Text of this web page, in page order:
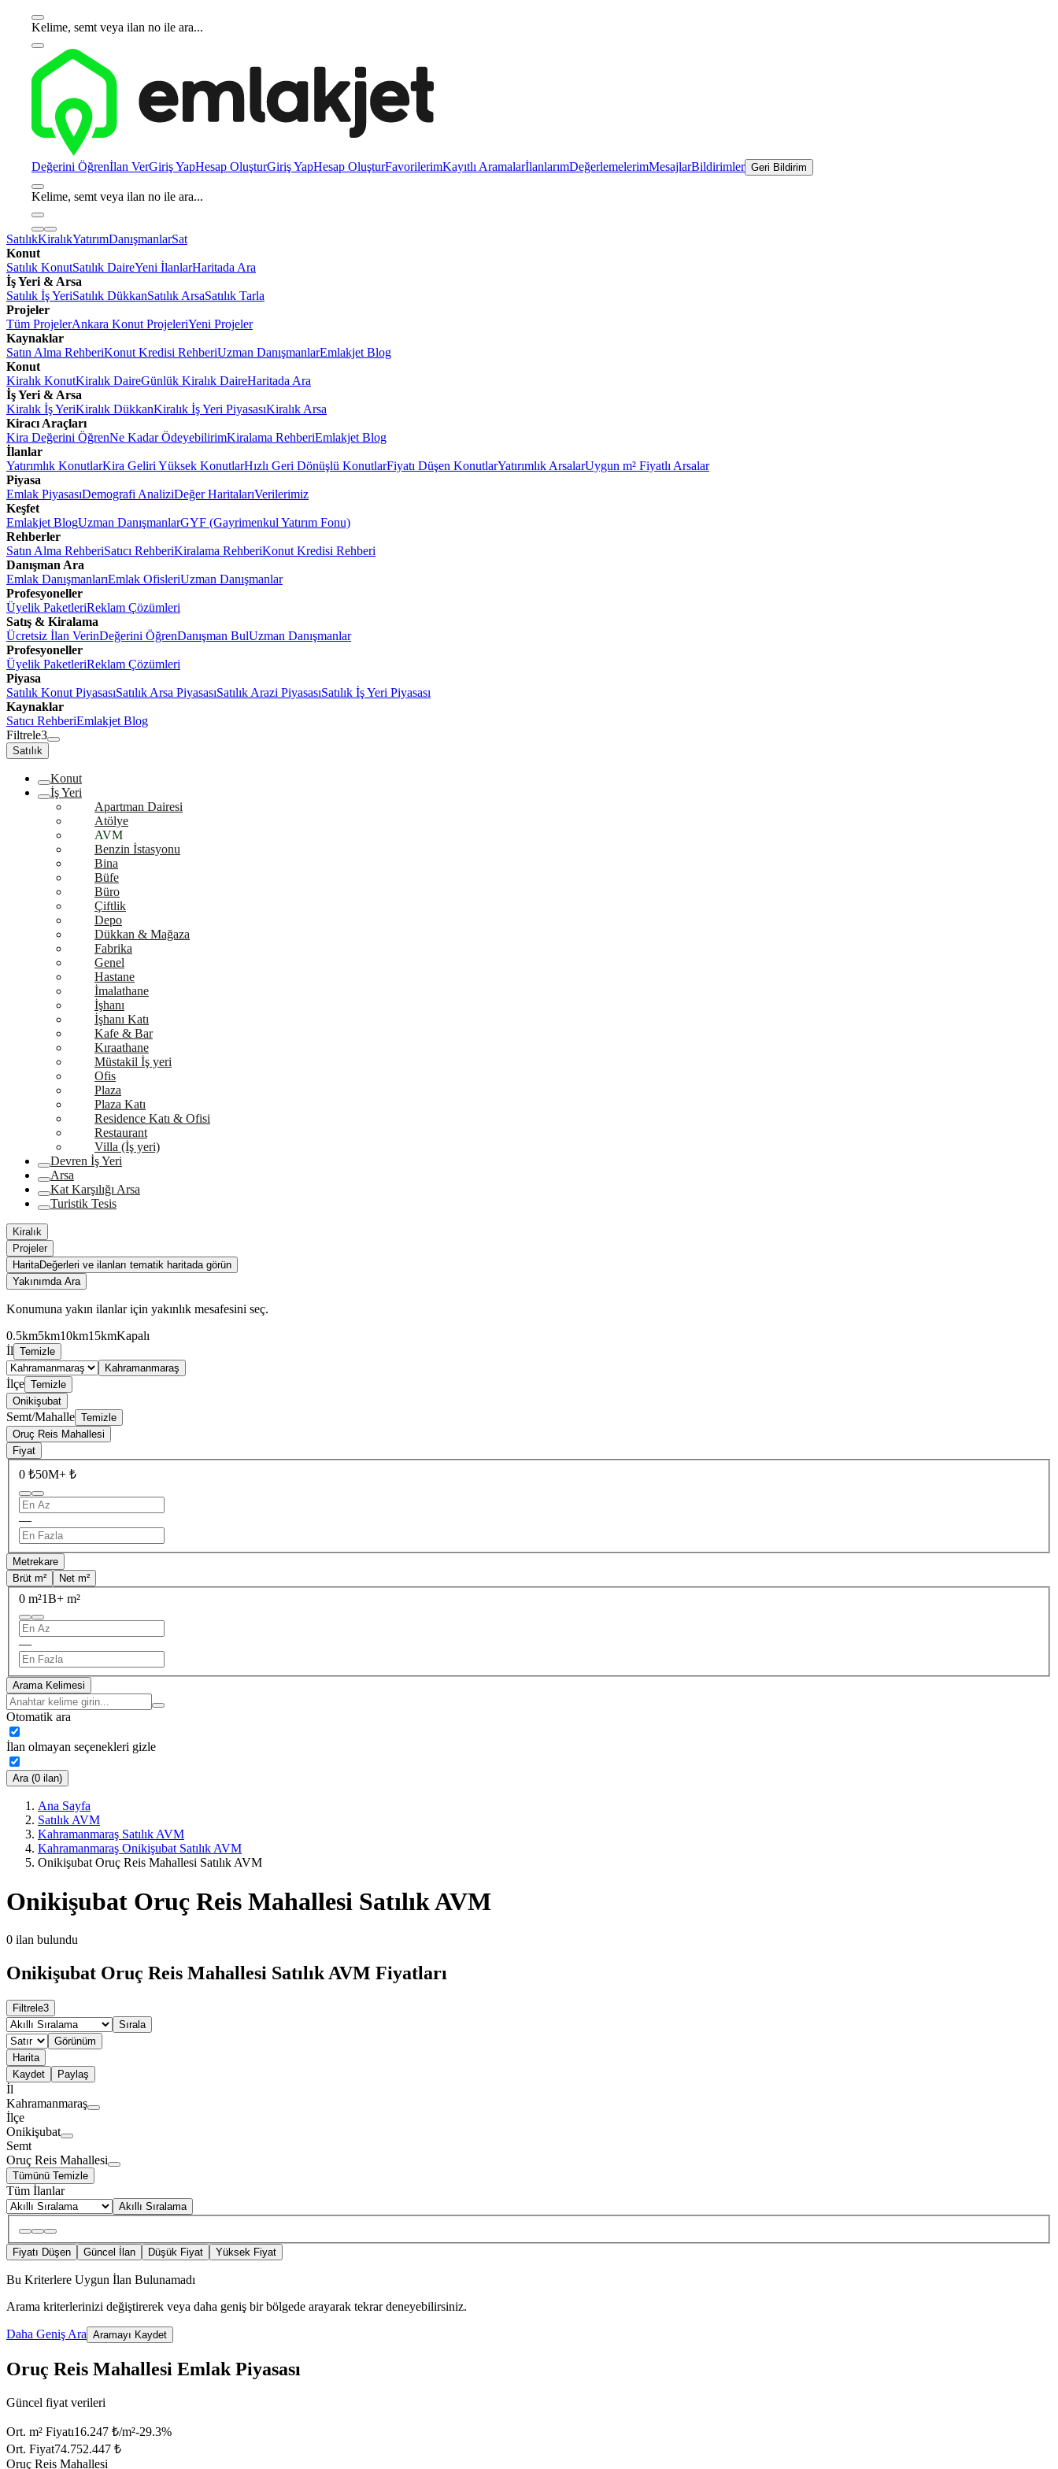
Kelime, semt veya ilan no ile ara...
Değerini Öğrenİlan VerGiriş YapHesap OluşturGiriş YapHesap OluşturFavorilerimKayıtlı AramalarİlanlarımDeğerlemelerimMesajlarBildirimler Geri Bildirim
Kelime, semt veya ilan no ile ara...
SatılıkKiralıkYatırımDanışmanlarSat
Konut
Satılık KonutSatılık DaireYeni İlanlarHaritada Ara
İş Yeri & Arsa
Satılık İş YeriSatılık DükkanSatılık ArsaSatılık Tarla
Projeler
Tüm ProjelerAnkara Konut ProjeleriYeni Projeler
Kaynaklar
Satın Alma RehberiKonut Kredisi RehberiUzman DanışmanlarEmlakjet Blog
Konut
Kiralık KonutKiralık DaireGünlük Kiralık DaireHaritada Ara
İş Yeri & Arsa
Kiralık İş YeriKiralık DükkanKiralık İş Yeri PiyasasıKiralık Arsa
Kiracı Araçları
Kira Değerini ÖğrenNe Kadar ÖdeyebilirimKiralama RehberiEmlakjet Blog
İlanlar
Yatırımlık KonutlarKira Geliri Yüksek KonutlarHızlı Geri Dönüşlü KonutlarFiyatı Düşen KonutlarYatırımlık ArsalarUygun m² Fiyatlı Arsalar
Piyasa
Emlak PiyasasıDemografi AnaliziDeğer HaritalarıVerilerimiz
Keşfet
Emlakjet BlogUzman DanışmanlarGYF (Gayrimenkul Yatırım Fonu)
Rehberler
Satın Alma RehberiSatıcı RehberiKiralama RehberiKonut Kredisi Rehberi
Danışman Ara
Emlak DanışmanlarıEmlak OfisleriUzman Danışmanlar
Profesyoneller
Üyelik PaketleriReklam Çözümleri
Satış & Kiralama
Ücretsiz İlan VerinDeğerini ÖğrenDanışman BulUzman Danışmanlar
Profesyoneller
Üyelik PaketleriReklam Çözümleri
Piyasa
Satılık Konut PiyasasıSatılık Arsa PiyasasıSatılık Arazi PiyasasıSatılık İş Yeri Piyasası
Kaynaklar
Satıcı RehberiEmlakjet Blog
Filtrele3
Satılık
Konut
İş Yeri
Apartman Dairesi
Atölye
AVM
Benzin İstasyonu
Bina
Büfe
Büro
Çiftlik
Depo
Dükkan & Mağaza
Fabrika
Genel
Hastane
İmalathane
İşhanı
İşhanı Katı
Kafe & Bar
Kıraathane
Müstakil İş yeri
Ofis
Plaza
Plaza Katı
Residence Katı & Ofisi
Restaurant
Villa (İş yeri)
Devren İş Yeri
Arsa
Kat Karşılığı Arsa
Turistik Tesis
Kiralık
Projeler
HaritaDeğerleri ve ilanları tematik haritada görün
Yakınımda Ara
Konumuna yakın ilanlar için yakınlık mesafesini seç.
0.5km5km10km15kmKapalı
İl Temizle
Kahramanmaraş
İlçe Temizle
Onikişubat
Semt/Mahalle Temizle
Oruç Reis Mahallesi
Fiyat
0 ₺50M+ ₺
—
Metrekare
Brüt m²
Net m²
0 m²1B+ m²
—
Arama Kelimesi
Otomatik ara
İlan olmayan seçenekleri gizle
Ara (0 ilan)
Ana Sayfa
Satılık AVM
Kahramanmaraş Satılık AVM
Kahramanmaraş Onikişubat Satılık AVM
Onikişubat Oruç Reis Mahallesi Satılık AVM
Onikişubat Oruç Reis Mahallesi Satılık AVM
0 ilan bulundu
Onikişubat Oruç Reis Mahallesi Satılık AVM Fiyatları
Filtrele3
Sırala
Görünüm
Harita
Kaydet
Paylaş
İl
Kahramanmaraş
İlçe
Onikişubat
Semt
Oruç Reis Mahallesi
Tümünü Temizle
Tüm İlanlar
Akıllı Sıralama
Fiyatı Düşen Güncel İlan Düşük Fiyat Yüksek Fiyat
Bu Kriterlere Uygun İlan Bulunamadı
Arama kriterlerinizi değiştirerek veya daha geniş bir bölgede arayarak tekrar deneyebilirsiniz.
Daha Geniş Ara Aramayı Kaydet
Oruç Reis Mahallesi Emlak Piyasası
Güncel fiyat verileri
Ort. m² Fiyatı16.247 ₺/m²-29.3%
Ort. Fiyat74.752.447 ₺
Oruç Reis Mahallesi